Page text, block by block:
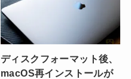
ディスクフォーマット後、
macOS再インストールが